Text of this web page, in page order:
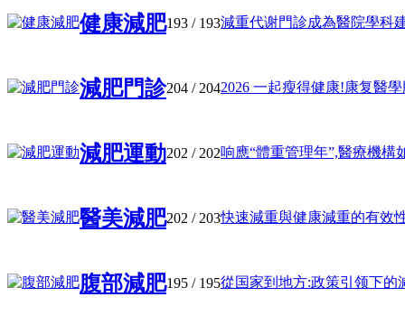
健康減肥193 / 193減重代谢門診成為醫院學科
減肥門診204 / 2042026 一起瘦得健康!康复醫
減肥運動202 / 202响應“體重管理年”,醫療機構
醫美減肥202 / 203快速減重與健康減重的有效
腹部減肥195 / 195從国家到地方:政策引领下的